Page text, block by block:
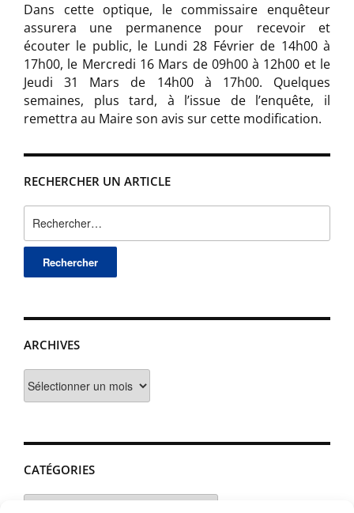
RECHERCHER UN ARTICLE
ARCHIVES
CATÉGORIES
Catégories
Dans cette optique, le commissaire enquêteur
assurera une permanence pour recevoir et
écouter le public, le Lundi 28 Février de 14h00 à
17h00, le Mercredi 16 Mars de 09h00 à 12h00 et le
Jeudi 31 Mars de 14h00 à 17h00. Quelques
semaines, plus tard, à l’issue de l’enquête, il
remettra au Maire son avis sur cette modification.